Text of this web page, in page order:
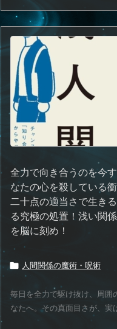
全力で向き合うのを今
なたの心を殺している
二十点の適当さで生き
る究極の処置！浅い関
を脳に刻め！
 人間関係の魔術・呪術
毎日を全力で駆け抜け、周囲
なたへ。その真面目さが、実